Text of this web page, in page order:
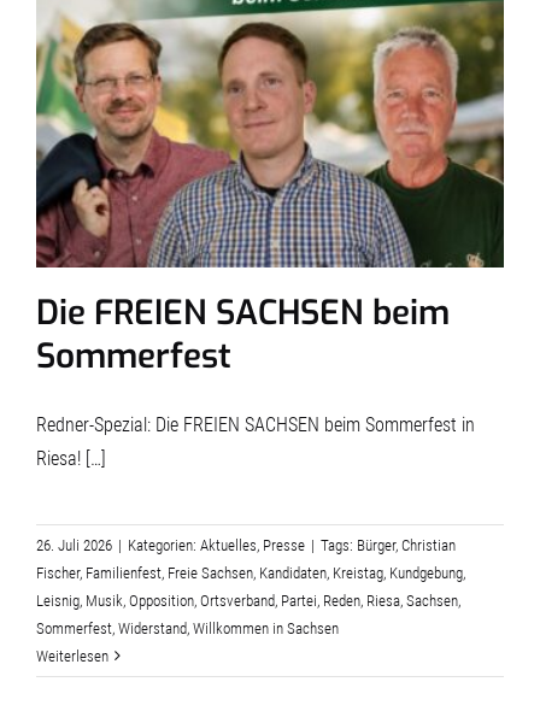
Die FREIEN SACHSEN beim
Sommerfest
Redner-Spezial: Die FREIEN SACHSEN beim Sommerfest in
Riesa! […]
26. Juli 2026 | Kategorien: Aktuelles, Presse | Tags: Bürger, Christian
Fischer, Familienfest, Freie Sachsen, Kandidaten, Kreistag, Kundgebung,
Leisnig, Musik, Opposition, Ortsverband, Partei, Reden, Riesa, Sachsen,
Sommerfest, Widerstand, Willkommen in Sachsen
Weiterlesen